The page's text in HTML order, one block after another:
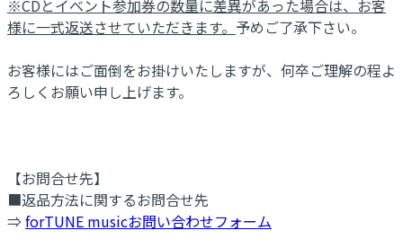
※CDとイベント参加券の数量に差異があった場合は、お客
様に一式返送させていただきます。 予めご了承下さい。
お客様にはご面倒をお掛けいたしますが、何卒ご理解の程よ
ろしくお願い申し上げます。
【お問合せ先】
■返品方法に関するお問合せ先
⇒forTUNE musicお問い合わせフォーム